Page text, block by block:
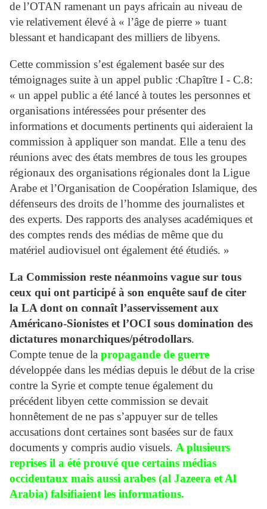
de l’OTAN ramenant un pays africain au niveau de
vie relativement élevé à « l’âge de pierre » tuant
blessant et handicapant des milliers de libyens.
Cette commission s’est également basée sur des
témoignages suite à un appel public :Chapître I - C.8:
« un appel public a été lancé à toutes les personnes et
organisations intéressées pour présenter des
informations et documents pertinents qui aideraient la
commission à appliquer son mandat. Elle a tenu des
réunions avec des états membres de tous les groupes
régionaux des organisations régionales dont la Ligue
Arabe et l’Organisation de Coopération Islamique, des
défenseurs des droits de l’homme des journalistes et
des experts. Des rapports des analyses académiques et
des comptes rends des médias de même que du
matériel audiovisuel ont également été étudiés. »
La Commission reste néanmoins vague sur tous
ceux qui ont participé à son enquête sauf de citer
la LA dont on connaît l’asservissement aux
Américano-Sionistes et l’OCI sous domination des
dictatures monarchiques/pétrodollars.
Compte tenue de la propagande de guerre
développée dans les médias depuis le début de la crise
contre la Syrie et compte tenue également du
précédent libyen cette commission se devait
honnêtement de ne pas s’appuyer sur de telles
accusations dont certaines sont basées sur de faux
documents y compris audio visuels. A plusieurs
reprises il a été prouvé que certains médias
occidentaux mais aussi arabes (al Jazeera et Al
Arabia) falsifiaient les informations.